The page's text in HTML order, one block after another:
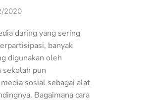
2020
daring yang sering
banyak
digunakan oleh
sekolah pun
sosial sebagai alat
Bagaimana cara